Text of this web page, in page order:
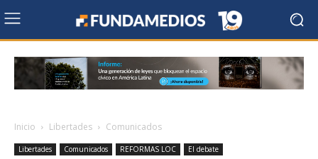
Inicio Libertades Comunicados
Libertades Comunicados REFORMAS LOC El debate